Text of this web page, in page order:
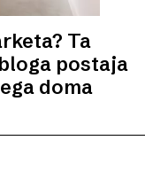
Ta
postaja
doma